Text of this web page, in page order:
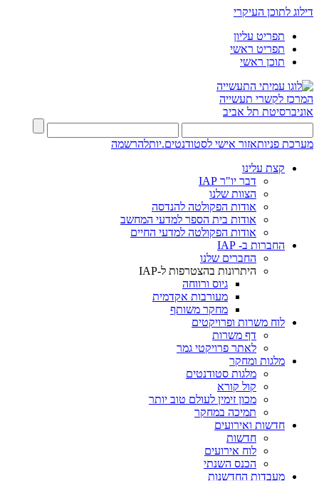
דילוג לתוכן העיקרי
תפריט עליון
תפריט ראשי
תוכן ראשי
המרכז לקשרי תעשייה
אוניברסיטת תל אביב
מערכת פניותאזור אישי לסטודנטים.יותלהרשמה
קצת עלינו
דבר יו"ר IAP
הצוות שלנו
אודות הפקולטה להנדסה
אודות בית הספר למדעי המחשב
אודות הפקולטה למדעי החיים
החברות ב- IAP
החברים שלנו
היתרונות בהצטרפות ל-IAP
גיוס ורווחה
מעורבות אקדמית
מחקר משותף
לוח משרות ופרויקטים
דף משרות
לאתר פרויקטי גמר
מלגות ומחקר
מלגות סטודנטים
קול קורא
מכון זימין לעולם טוב יותר
תמיכה במחקר
חדשות ואירועים
חדשות
לוח אירועים
הכנס השנתי
מעבדות החדשנות